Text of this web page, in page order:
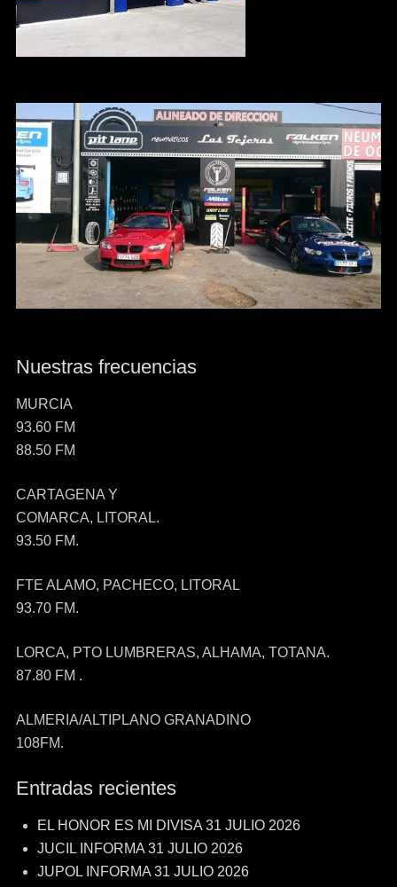
Nuestras frecuencias
MURCIA
93.60 FM
88.50 FM
CARTAGENA Y
COMARCA, LITORAL.
93.50 FM.
FTE ALAMO, PACHECO, LITORAL
93.70 FM.
LORCA, PTO LUMBRERAS, ALHAMA, TOTANA.
87.80 FM .
ALMERIA/ALTIPLANO GRANADINO
108FM.
Entradas recientes
EL HONOR ES MI DIVISA 31 JULIO 2026
JUCIL INFORMA 31 JULIO 2026
JUPOL INFORMA 31 JULIO 2026